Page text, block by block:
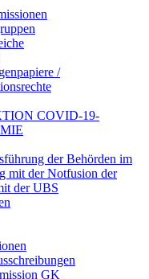
/
COVID-19-
der Behörden im
mit der Notfusion der
der UBS
GK